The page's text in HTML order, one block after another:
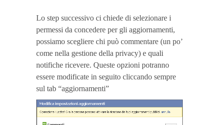
Lo step successivo ci chiede di selezionare i
permessi da concedere per gli aggiornamenti,
possiamo scegliere chi può commentare (un po’
come nella gestione della privacy) e quali
notifiche ricevere. Queste opzioni potranno
essere modificate in seguito cliccando sempre
sul tab “aggiornamenti”